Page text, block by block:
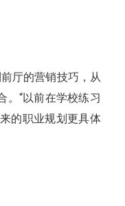
厅的营销技巧，从
。“以前在学校练习
的职业规划更具体